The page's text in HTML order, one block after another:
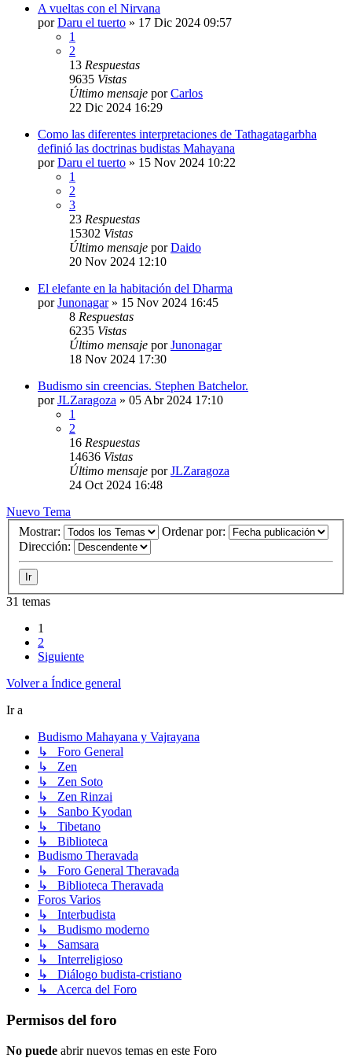
A vueltas con el Nirvana
porDaru el tuerto » 17 Dic 2024 09:57
1
2
13 Respuestas
9635 Vistas
Último mensaje porCarlos
22 Dic 2024 16:29
Como las diferentes interpretaciones de Tathagatagarbha
definió las doctrinas budistas Mahayana
porDaru el tuerto » 15 Nov 2024 10:22
1
2
3
23 Respuestas
15302 Vistas
Último mensaje porDaido
20 Nov 2024 12:10
El elefante en la habitación del Dharma
porJunonagar» 15 Nov 2024 16:45
8 Respuestas
6235 Vistas
Último mensaje porJunonagar
18 Nov 2024 17:30
Budismo sin creencias. Stephen Batchelor.
porJLZaragoza » 05 Abr 2024 17:10
1
2
16 Respuestas
14636 Vistas
Último mensaje porJLZaragoza
24 Oct 2024 16:48
Nuevo Tema
Mostrar:
Ordenar por:
Dirección:
31 temas
1
2
Siguiente
Volver a Índice general
Ir a
Budismo Mahayana y Vajrayana
↳ Foro General
↳ Zen
↳ Zen Soto
↳ Zen Rinzai
↳ Sanbo Kyodan
↳ Tibetano
↳ Biblioteca
Budismo Theravada
↳ Foro General Theravada
↳ Biblioteca Theravada
Foros Varios
↳ Interbudista
↳ Budismo moderno
↳ Samsara
↳ Interreligioso
↳ Diálogo budista-cristiano
↳ Acerca del Foro
Permisos del foro
No puede abrir nuevos temas en este Foro